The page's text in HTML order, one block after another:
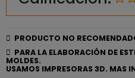
PRODUCTO NO
PARA LA ELABORACIÓN DE
MOLDES.
USAMOS IMPRESORAS 3D. MAS